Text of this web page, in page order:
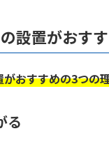
設置がおす
おすすめの3つの
る